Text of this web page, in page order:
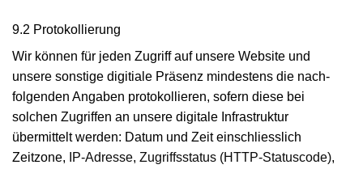
9.2 Protokollierung
Wir können für jeden Zugriff auf unsere Website und
unsere sonstige digitiale Präsenz mindestens die nach­
folgenden Angaben protokollieren, sofern diese bei
solchen Zugriffen an unsere digitale Infrastruktur
übermittelt werden: Datum und Zeit einschliesslich
Zeitzone,
IP-Adresse, Zugriffs­status (HTTP-Statuscode),